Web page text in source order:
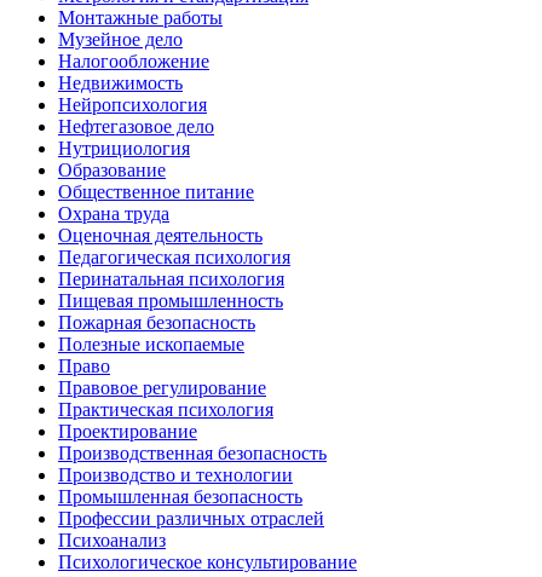
Монтажные работы
Музейное дело
Налогообложение
Недвижимость
Нейропсихология
Нефтегазовое дело
Нутрициология
Образование
Общественное питание
Охрана труда
Оценочная деятельность
Педагогическая психология
Перинатальная психология
Пищевая промышленность
Пожарная безопасность
Полезные ископаемые
Право
Правовое регулирование
Практическая психология
Проектирование
Производственная безопасность
Производство и технологии
Промышленная безопасность
Профессии различных отраслей
Психоанализ
Психологическое консультирование